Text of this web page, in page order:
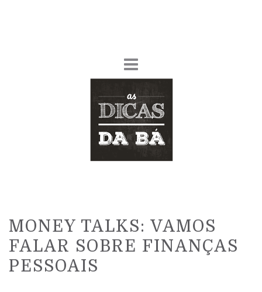
MONEY TALKS: VAMOS
FALAR SOBRE FINANÇAS
PESSOAIS